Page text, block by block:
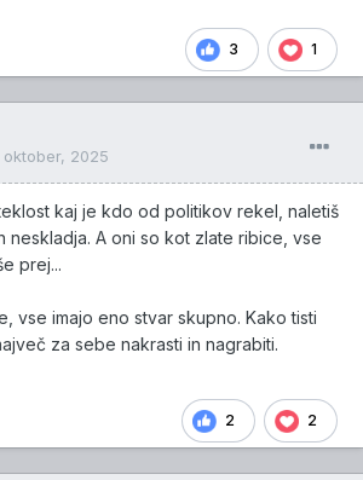
3 1
oktober, 2025
kaj je kdo od politikov rekel, naletiš
neskladja. A oni so kot zlate ribice, vse
prej...
vse imajo eno stvar skupno. Kako tisti
za sebe nakrasti in nagrabiti.
2 2